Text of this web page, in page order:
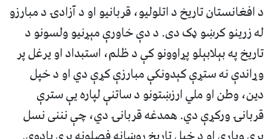
د افغانستان تاريخ د اتلولیو، قربانیو او د آزادۍ د مبارزو
له زرینو کرښو ډک دی. د دې خاورې مېړنیو ولسونو د
تاريخ په بېلابېلو پړاوونو کې د ظلم، استبداد او يرغل پر
وړاندې نه ستړې کېدونکې مبارزې کړې دي او د خپل
دين، وطن او ملي ارزښتونو د ساتنې لپاره يې سترې
قربانۍ ورکړې دي. همدغه قربانۍ دي، چې نننی نسل